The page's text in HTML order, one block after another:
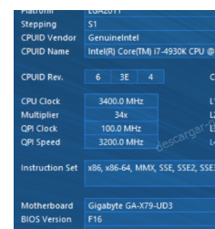
Sí, para los veteranos de la
AIDA64 sigue existiendo y
esta aplicación, deciros que
el análisis, auditoría e
su publicación en el año 1995
se ha ido adaptando a […]